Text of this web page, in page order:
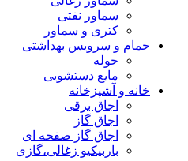
سماور نفتی
کتری و سماور
حمام و سرویس بهداشتی
حوله
مایع دستشویی
خانه و آشپزخانه
اجاق برقی
اجاق گاز
اجاق گاز صفحه ای
باربیکیو زغالی،گازی